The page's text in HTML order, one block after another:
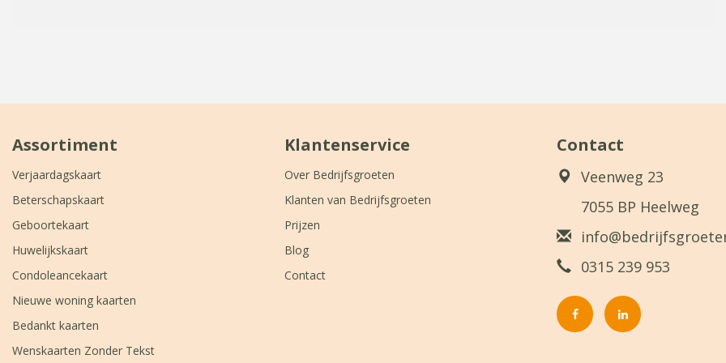
Assortiment
Verjaardagskaart
Beterschapskaart
Geboortekaart
Huwelijkskaart
Condoleancekaart
Nieuwe woning kaarten
Bedankt kaarten
Wenskaarten Zonder Tekst
Klantenservice
Over Bedrijfsgroeten
Klanten van Bedrijfsgroeten
Prijzen
Blog
Contact
Contact
Veenweg 23
7055 BP Heelweg
0315 239 953